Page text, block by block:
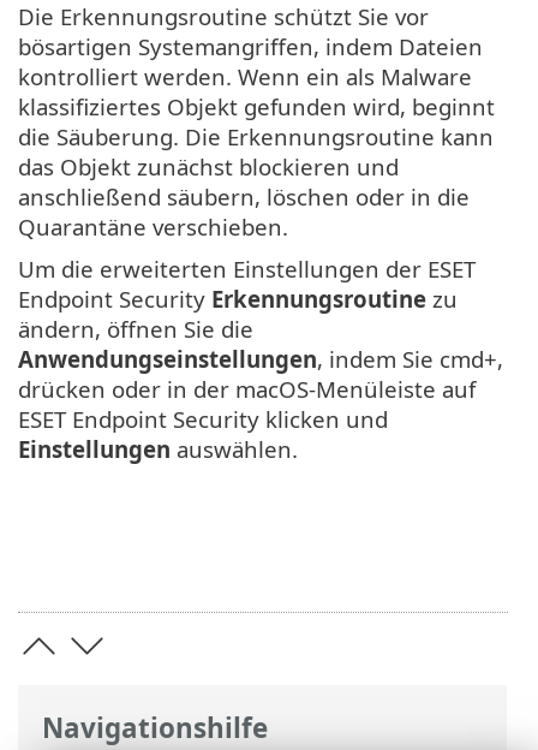
Navigationshilfe
Die Erkennungsroutine schützt Sie vor
bösartigen Systemangriffen, indem Dateien
kontrolliert werden. Wenn ein als Malware
klassifiziertes Objekt gefunden wird, beginnt
die Säuberung. Die Erkennungsroutine kann
das Objekt zunächst blockieren und
anschließend säubern, löschen oder in die
Quarantäne verschieben.
Um die erweiterten Einstellungen der ESET
Endpoint Security Erkennungsroutine zu
ändern, öffnen Sie die
Anwendungseinstellungen, indem Sie cmd+,
drücken oder in der macOS-Menüleiste auf
ESET Endpoint Security klicken und
Einstellungen auswählen.